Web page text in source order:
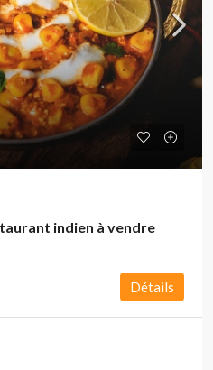
indien à vendre
Détails